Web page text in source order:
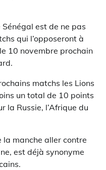
est de ne pas
qui l’opposeront à
10 novembre prochain
matchs les Lions
un total de 10 points
la Russie, l’Afrique du
la manche aller contre
est déjà synonyme